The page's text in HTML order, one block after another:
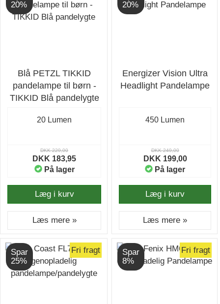
20%
Blå PETZL TIKKID
pandelampe til børn -
TIKKID Blå pandelygte
20 Lumen
DKK 229,00
DKK 183,95
På lager
Læg i kurv
Læs mere »
20%
Energizer Vision Ultra
Headlight Pandelampe
450 Lumen
DKK 249,00
DKK 199,00
På lager
Læg i kurv
Læs mere »
Spar
25%
Fri fragt
Spar
8%
Fri fragt